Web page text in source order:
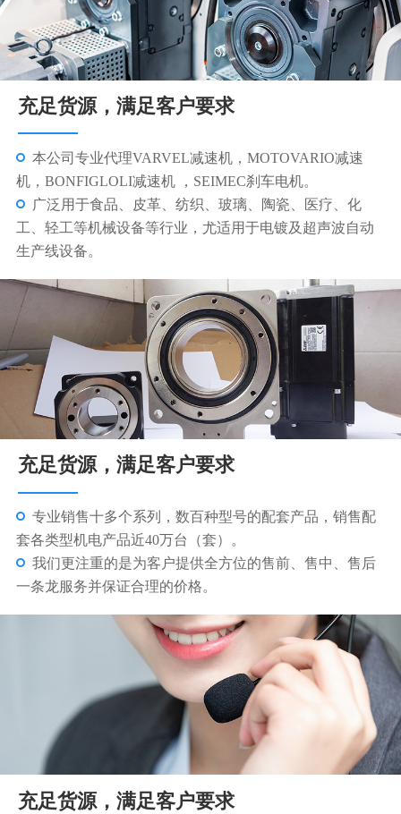
充足货源，满足客户要求
本公司专业代理VARVEL减速机，MOTOVARIO减速
机，BONFIGLOLI减速机 ，SEIMEC刹车电机。
广泛用于食品、皮革、纺织、玻璃、陶瓷、医疗、化
工、轻工等机械设备等行业，尤适用于电镀及超声波自动
生产线设备。
充足货源，满足客户要求
专业销售十多个系列，数百种型号的配套产品，销售配
套各类型机电产品近40万台（套）。
我们更注重的是为客户提供全方位的售前、售中、售后
一条龙服务并保证合理的价格。
充足货源，满足客户要求